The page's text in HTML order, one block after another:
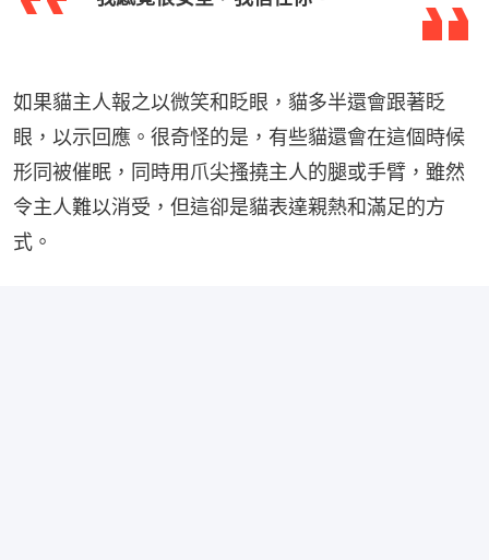
如果貓主人報之以微笑和眨眼，貓多半還會跟著眨
眼，以示回應。很奇怪的是，有些貓還會在這個時候
形同被催眠，同時用爪尖搔撓主人的腿或手臂，雖然
令主人難以消受，但這卻是貓表達親熱和滿足的方
式。